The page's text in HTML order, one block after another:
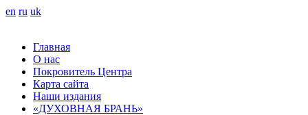
en ru uk
Главная
О нас
Покровитель Центра
Карта сайта
Наши издания
«ДУХОВНАЯ БРАНЬ»